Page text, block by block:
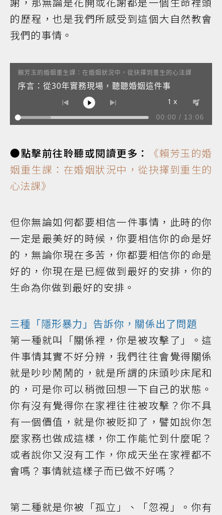
的歷程，也是我們所感受到這個大自然教會
我們的事情。
賴芳玉的婚姻重生課：在婚姻狀況中，從抉擇到重生的心法課
序言：從30年實務現場，聽聽婚姻這件事
1 x
00:00 / 13:06
●點擊前往聆聽或閱讀更多：
《賴芳玉的婚
姻重生課：在婚姻狀況中，從抉擇到重生的
心法課》
但你無論如何都要相信一件事情，此時的你
一定是最美好的時候，你要相信你的命是好
的，無論你現在多苦，你都要相信你的命是
好的，你現在是已經做到最好的安排，你的
生命為你做到最好的安排。
三種「隱形暴力」告訴你，關係出了問題
第一種就叫「關係裡，你是被攻擊了」。這
件事情其實不好分辨，我們往往會覺得關係
就是吵吵鬧鬧的，就是所謂的床頭吵床尾和
的，可是你可以稍微回想一下自己的狀態。
你有沒有覺得你在家裡往往被攻擊？你不具
有一個價值，就是你被貶抑了，譬如說你怎
麼家務也做成這樣，你工作能忙到什麼呢？
或者說你又沒有工作，你成天坐在家裡都不
會嗎？事情就這樣子而已做不好嗎？
第二種就是你被「孤立」、「忽視」。你有